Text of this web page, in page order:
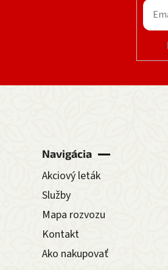
Navigácia
Akciový leták
Služby
Mapa rozvozu
Kontakt
Ako nakupovať